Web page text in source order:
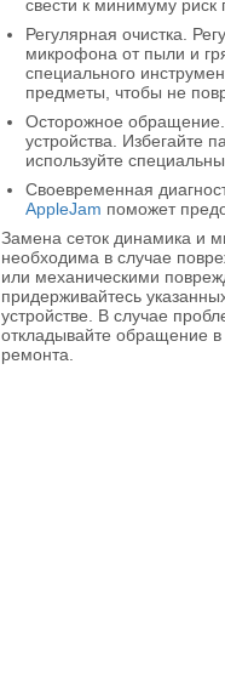
свести к минимуму риск
Регулярная очистка.
микрофона от пыли и
специального
предметы, чтобы не
Осторожное обращение.
устройства. Избегайте
используйте
Своевременная
AppleJam поможет
Замена сеток динамика и
необходима в случае
или механическими
придерживайтесь
устройстве. В случае
откладывайте обращение в
ремонта.